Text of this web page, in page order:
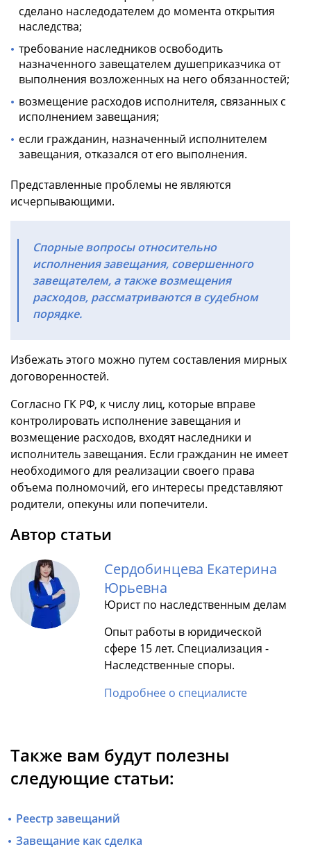
сделано наследодателем до момента открытия
наследства;
требование наследников освободить
назначенного завещателем душеприказчика от
выполнения возложенных на него обязанностей;
возмещение расходов исполнителя, связанных с
исполнением завещания;
если гражданин, назначенный исполнителем
завещания, отказался от его выполнения.
Представленные проблемы не являются
исчерпывающими.
Спорные вопросы относительно
исполнения завещания, совершенного
завещателем, а также возмещения
расходов, рассматриваются в судебном
порядке.
Избежать этого можно путем составления мирных
договоренностей.
Согласно ГК РФ, к числу лиц, которые вправе
контролировать исполнение завещания и
возмещение расходов, входят наследники и
исполнитель завещания. Если гражданин не имеет
необходимого для реализации своего права
объема полномочий, его интересы представляют
родители, опекуны или попечители.
Автор статьи
Сердобинцева Екатерина
Юрьевна
Юрист по наследственным делам
Опыт работы в юридической
сфере 15 лет. Специализация -
Наследственные споры.
Подробнее о специалисте
Также вам будут полезны
следующие статьи:
Реестр завещаний
Завещание как сделка